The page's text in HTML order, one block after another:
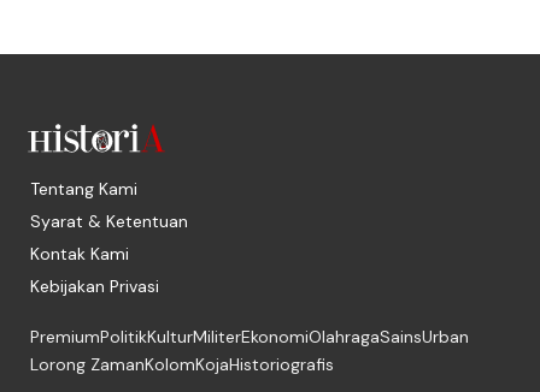
Tentang Kami
Syarat & Ketentuan
Kontak Kami
Kebijakan Privasi
PremiumPolitikKulturMiliterEkonomiOlahragaSainsUrban
Lorong ZamanKolomKojaHistoriografis